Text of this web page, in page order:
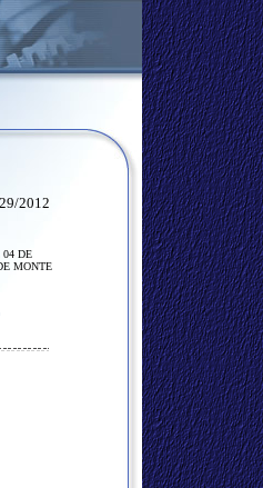
2012
04 DE
MONTE